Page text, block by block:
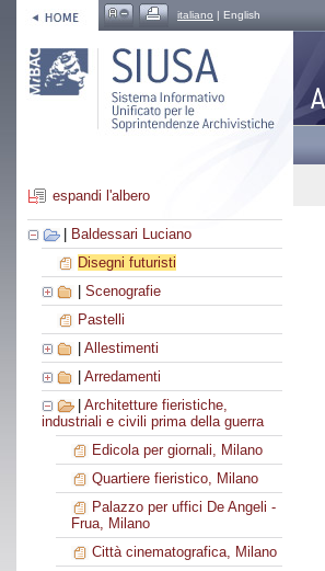
italiano | English
espandi l'albero
Baldessari Luciano
Disegni futuristi
Scenografie
Pastelli
Allestimenti
Arredamenti
Architetture fieristiche,
industriali e civili prima della guerra
Edicola per giornali, Milano
Quartiere fieristico, Milano
Palazzo per uffici De Angeli -
Frua, Milano
Città cinematografica, Milano